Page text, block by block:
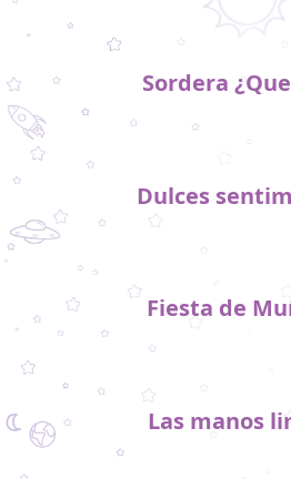
Sordera
Dulces
Fiesta de
Las manos